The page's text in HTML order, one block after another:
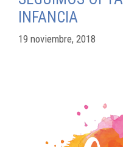
INFANCIA
19 noviembre, 2018